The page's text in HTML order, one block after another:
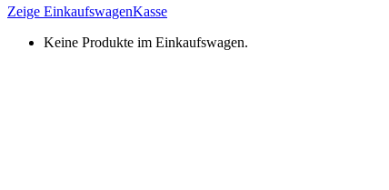
Zeige EinkaufswagenKasse
Keine Produkte im Einkaufswagen.